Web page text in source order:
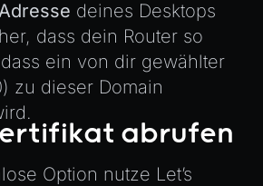
deines Desktops
dass dein Router so
ein von dir gewählter
zu dieser Domain
abrufen
Option nutze Let’s